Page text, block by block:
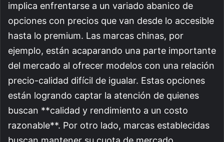
implica enfrentarse a un variado abanico de
opciones con precios que van desde lo accesible
hasta lo premium. Las marcas chinas, por
ejemplo, están acaparando una parte importante
del mercado al ofrecer modelos con una relación
precio-calidad difícil de igualar. Estas opciones
están logrando captar la atención de quienes
buscan **calidad y rendimiento a un costo
razonable**. Por otro lado, marcas establecidas